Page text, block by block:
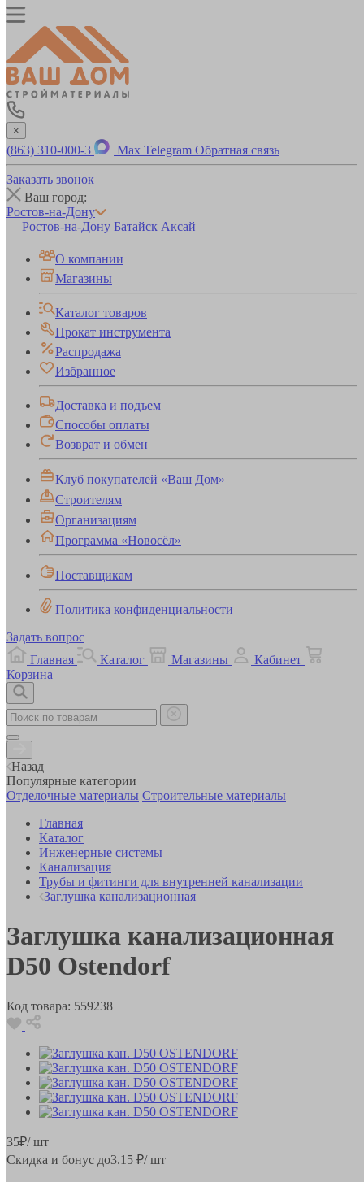
×
(863) 310-000-3 Max Telegram Обратная связь
Заказать звонок
Ваш город:
Ростов-на-Дону
Ростов-на-Дону Батайск Аксай
О компании
Магазины
Каталог товаров
Прокат инструмента
Распродажа
Избранное
Доставка и подъем
Способы оплаты
Возврат и обмен
Клуб покупателей «Ваш Дом»
Строителям
Организациям
Программа «Новосёл»
Поставщикам
Политика конфиденциальности
Задать вопрос
Главная
Каталог Магазины
Кабинет
Корзина
Назад
Популярные категории
Отделочные материалы Строительные материалы
Главная
Каталог
Инженерные системы
Канализация
Трубы и фитинги для внутренней канализации
Заглушка канализационная
Заглушка канализационная
D50 Ostendorf
Код товара: 559238
35₽/ шт
Скидка и бонус до3.15 ₽/ шт